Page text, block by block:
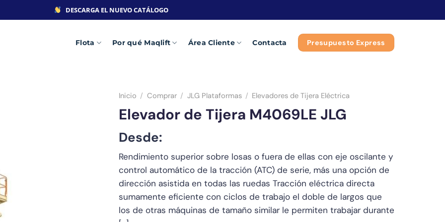
DESCARGA EL NUEVO CATÁLOGO
Flota Por qué Maqlift Área Cliente Contacta Presupuesto Express
Inicio / Comprar / JLG Plataformas / Elevadores de Tijera Eléctrica
Elevador de Tijera M4069LE JLG
Desde:
Rendimiento superior sobre losas o fuera de ellas con eje oscilante y
control automático de la tracción (ATC) de serie, más una opción de
dirección asistida en todas las ruedas Tracción eléctrica directa
sumamente eficiente con ciclos de trabajo el doble de largos que
los de otras máquinas de tamaño similar le permiten trabajar durante